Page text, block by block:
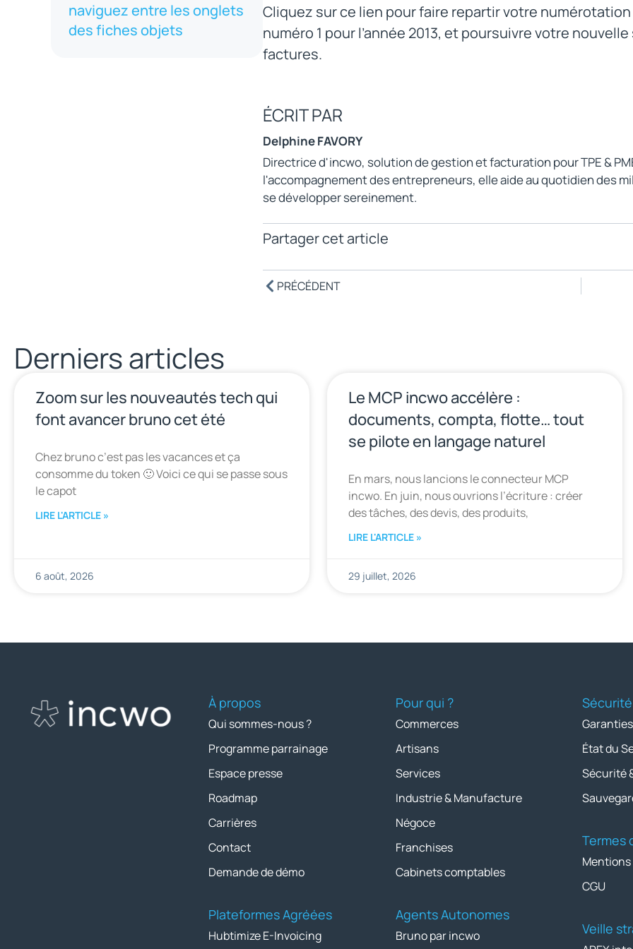
naviguez entre les onglets
des fiches objets
Cliquez sur ce lien pour faire repartir votre
numéro 1 pour l’année 2013, et poursuivre votre
factures.
ÉCRIT PAR
Delphine FAVORY
Directrice d'incwo, solution de gestion et facturation pour TPE &
l'accompagnement des entrepreneurs, elle aide au quotidien des
se développer sereinement.
Partager cet article
PRÉCÉDENT
Derniers articles
Zoom sur les nouveautés tech qui
font avancer bruno cet été
Chez bruno c’est pas les vacances et ça
consomme du token 🙂 Voici ce qui se passe sous
le capot
LIRE L'ARTICLE »
6 août, 2026
Le MCP incwo accélère :
documents, compta, flotte… tout
se pilote en langage naturel
En mars, nous lancions le connecteur MCP
incwo. En juin, nous ouvrions l’écriture : créer
des tâches, des devis, des produits,
LIRE L'ARTICLE »
29 juillet, 2026
À propos
Qui sommes-nous ?
Programme parrainage
Espace presse
Roadmap
Carrières
Contact
Demande de démo
Plateformes Agréées
Hubtimize E-Invoicing
Pour qui ?
Commerces
Artisans
Services
Industrie & Manufacture
Négoce
Franchises
Cabinets comptables
Agents Autonomes
Bruno par incwo
Sécurité
État du
Sécurité
Termes
Mentions
CGU
Veille